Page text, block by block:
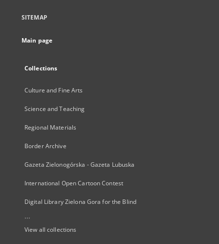
SITEMAP
Main page
Collections
Culture and Fine Arts
Science and Teaching
Regional Materials
Border Archive
Gazeta Zielonogórska - Gazeta Lubuska
International Open Cartoon Contest
Digital Library Zielona Gora for the Blind
...
View all collections